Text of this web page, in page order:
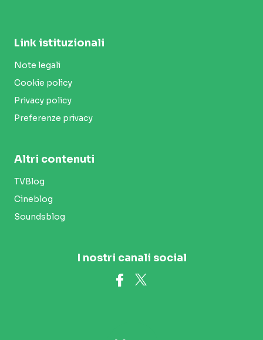
Link istituzionali
Note legali
Cookie policy
Privacy policy
Preferenze privacy
Altri contenuti
TVBlog
Cineblog
Soundsblog
I nostri canali social